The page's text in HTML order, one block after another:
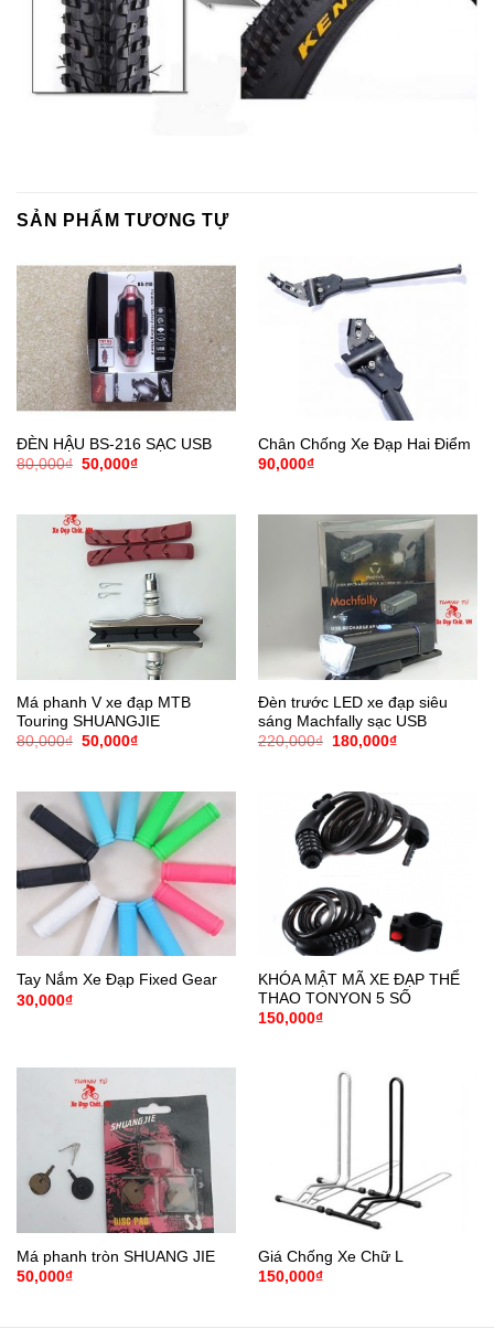
SẢN PHẨM TƯƠNG TỰ
ĐÈN HẬU BS-216 SẠC USB
80,000₫ Giá
50,000₫Giá
50,000₫.
Chân Chống Xe Đạp Hai Điểm
90,000₫
Má phanh V xe đạp MTB
Touring SHUANGJIE
80,000₫ Giá
50,000₫Giá
50,000₫.
Đèn trước LED xe đạp siêu
sáng Machfally sạc USB
220,000₫
Giá
180,000₫Giá
Tay Nắm Xe Đạp Fixed Gear
30,000₫
KHÓA MẬT MÃ XE ĐẠP THỂ
THAO TONYON 5 SỐ
150,000₫
Má phanh tròn SHUANG JIE
50,000₫
Giá Chống Xe Chữ L
150,000₫